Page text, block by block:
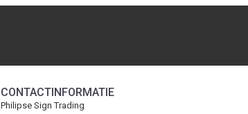
CONTACTINFORMATIE
Philipse Sign Trading